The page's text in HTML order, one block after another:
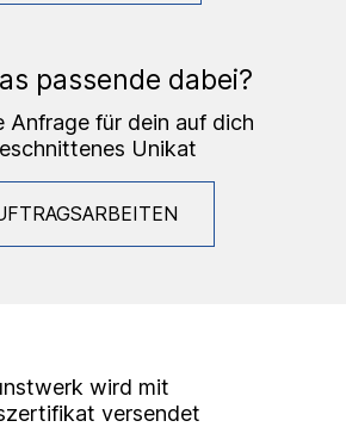
passende dabei?
Anfrage für dein auf dich
Unikat
wird mit
versendet